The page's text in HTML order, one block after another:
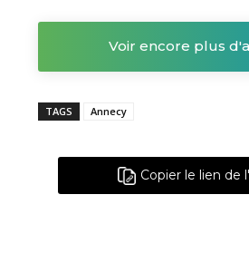
Voir encore plus
TAGS Annecy
Copier le lien de